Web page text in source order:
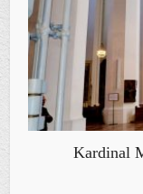
Kardinal